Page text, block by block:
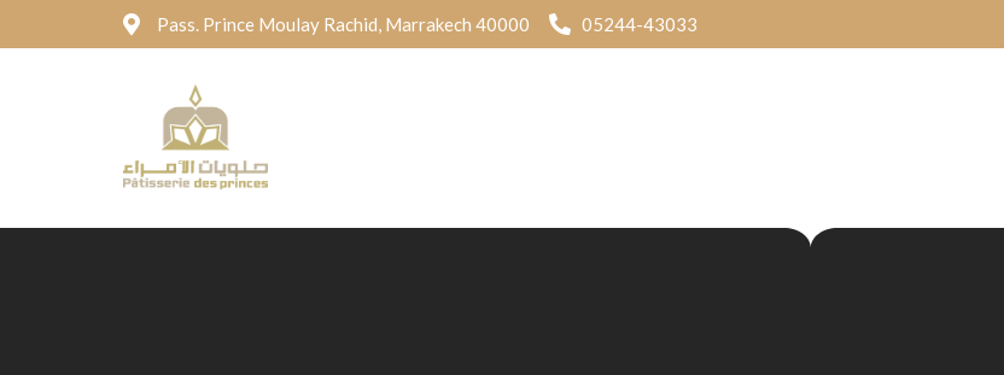
Pass. Prince Moulay Rachid, Marrakech 40000 05244-43033